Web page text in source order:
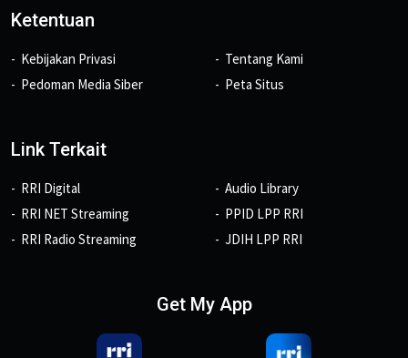
Ketentuan
Kebijakan Privasi
Pedoman Media Siber
Tentang Kami
Peta Situs
Link Terkait
RRI Digital
RRI NET Streaming
RRI Radio Streaming
Audio Library
PPID LPP RRI
JDIH LPP RRI
Get My App